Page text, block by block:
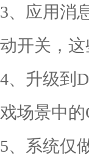
3、应用消
动开关，
4、升级到
戏场景中的
5、系统仅